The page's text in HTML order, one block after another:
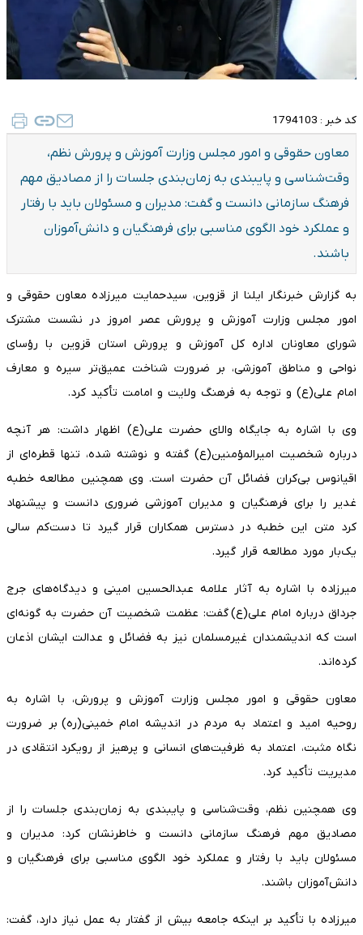
کد خبر : 1794103
معاون حقوقی و امور مجلس وزارت آموزش و پرورش نظم،
وقت‌شناسی و پایبندی به زمان‌بندی جلسات را از مصادیق مهم
فرهنگ سازمانی دانست و گفت: مدیران و مسئولان باید با رفتار
و عملکرد خود الگوی مناسبی برای فرهنگیان و دانش‌آموزان
باشند.
به گزارش خبرنگار ایلنا از قزوین، سیدحمایت میرزاده معاون حقوقی و
امور مجلس وزارت آموزش و پرورش عصر امروز در نشست مشترک
شورای معاونان اداره کل آموزش و پرورش استان قزوین با رؤسای
نواحی و مناطق آموزشی، بر ضرورت شناخت عمیق‌تر سیره و معارف
امام علی(ع) و توجه به فرهنگ ولایت و امامت تأکید کرد.
وی با اشاره به جایگاه والای حضرت علی(ع) اظهار داشت: هر آنچه
درباره شخصیت امیرالمؤمنین(ع) گفته و نوشته شده، تنها قطره‌ای از
اقیانوس بی‌کران فضائل آن حضرت است. وی همچنین مطالعه خطبه
غدیر را برای فرهنگیان و مدیران آموزشی ضروری دانست و پیشنهاد
کرد متن این خطبه در دسترس همکاران قرار گیرد تا دست‌کم سالی
یک‌بار مورد مطالعه قرار گیرد.
میرزاده با اشاره به آثار علامه عبدالحسین امینی و دیدگاه‌های جرج
جرداق درباره امام علی(ع) گفت: عظمت شخصیت آن حضرت به گونه‌ای
است که اندیشمندان غیرمسلمان نیز به فضائل و عدالت ایشان اذعان
کرده‌اند.
معاون حقوقی و امور مجلس وزارت آموزش و پرورش، با اشاره به
روحیه امید و اعتماد به مردم در اندیشه امام خمینی(ره) بر ضرورت
نگاه مثبت، اعتماد به ظرفیت‌های انسانی و پرهیز از رویکرد انتقادی در
مدیریت تأکید کرد.
وی همچنین نظم، وقت‌شناسی و پایبندی به زمان‌بندی جلسات را از
مصادیق مهم فرهنگ سازمانی دانست و خاطرنشان کرد: مدیران و
مسئولان باید با رفتار و عملکرد خود الگوی مناسبی برای فرهنگیان و
دانش‌آموزان باشند.
میرزاده با تأکید بر اینکه جامعه بیش از گفتار به عمل نیاز دارد، گفت: